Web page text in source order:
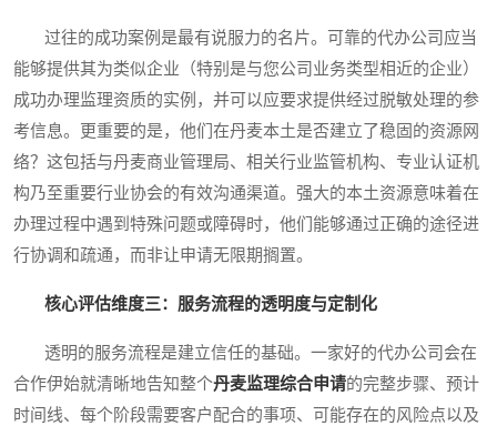
过往的成功案例是最有说服力的名片。可靠的代办公司应当
能够提供其为类似企业（特别是与您公司业务类型相近的企业）
成功办理监理资质的实例，并可以应要求提供经过脱敏处理的参
考信息。更重要的是，他们在丹麦本土是否建立了稳固的资源网
络？这包括与丹麦商业管理局、相关行业监管机构、专业认证机
构乃至重要行业协会的有效沟通渠道。强大的本土资源意味着在
办理过程中遇到特殊问题或障碍时，他们能够通过正确的途径进
行协调和疏通，而非让申请无限期搁置。
核心评估维度三：服务流程的透明度与定制化
透明的服务流程是建立信任的基础。一家好的代办公司会在
合作伊始就清晰地告知整个丹麦监理综合申请的完整步骤、预计
时间线、每个阶段需要客户配合的事项、可能存在的风险点以及